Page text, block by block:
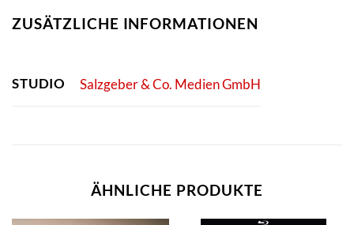
ZUSÄTZLICHE INFORMATIONEN
STUDIO Salzgeber & Co. Medien GmbH
ÄHNLICHE PRODUKTE